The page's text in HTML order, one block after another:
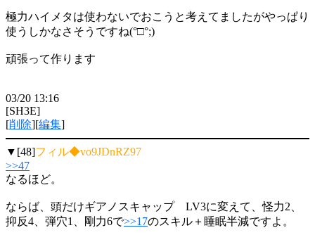
極力ハイメタは使わないでおこうと考えてましたがやっぱり
使うしかなさそうですね(°□°;)
頑張って作ります
03/20 13:16
[SH3E]
[削除][編集]
▼[48]フィル◆vo9JDnRZ97
>>47
なるほど。
ならば、頭だけギアノスキャップ LV3に変えて、怪力2、
抑反4、弾穴1、剛力6で>>17のスキル＋睡眠半減ですよ。